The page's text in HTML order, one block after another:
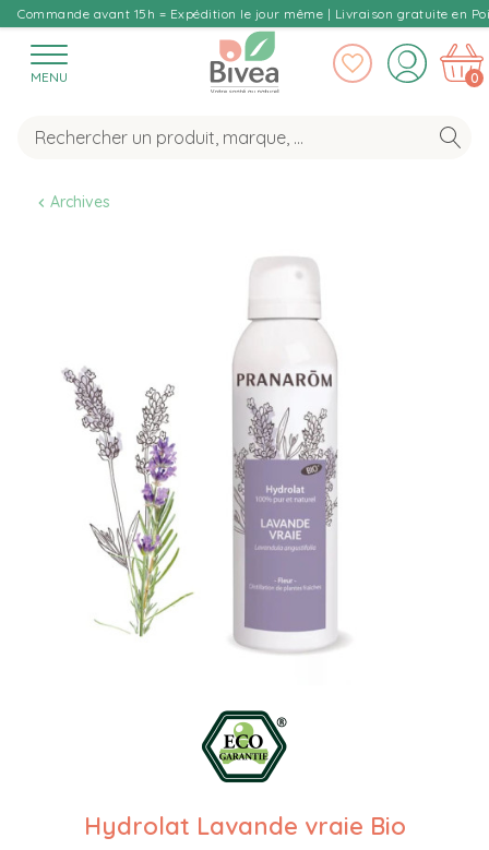
Commande avant 15h = Expédition le jour même | Livraison gratuite en
MENU 0
Archives
Hydrolat Lavande vraie Bio